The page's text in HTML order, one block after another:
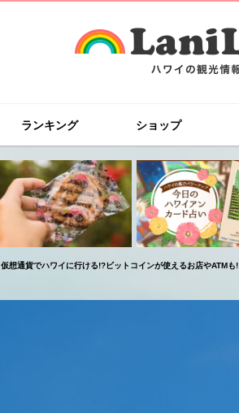
ランキング ショップ
仮想通貨でハワイに行ける!?ビットコインが使えるお店やATMも!